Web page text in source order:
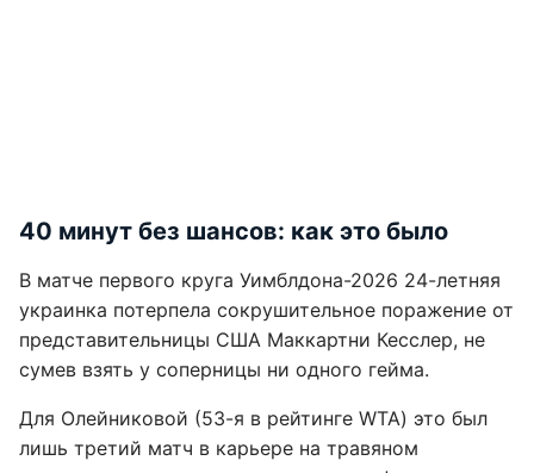
40 минут без шансов: как это было
В матче первого круга Уимблдона-2026 24-летняя
украинка потерпела сокрушительное поражение от
представительницы США Маккартни Кесслер, не
сумев взять у соперницы ни одного гейма.
Для Олейниковой (53-я в рейтинге WTA) это был
лишь третий матч в карьере на травяном